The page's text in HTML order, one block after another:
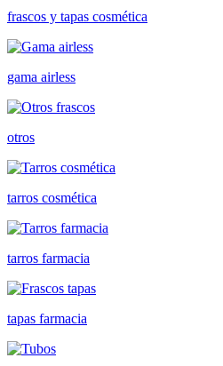
frascos y tapas cosmética
gama airless
otros
tarros cosmética
tarros farmacia
tapas farmacia